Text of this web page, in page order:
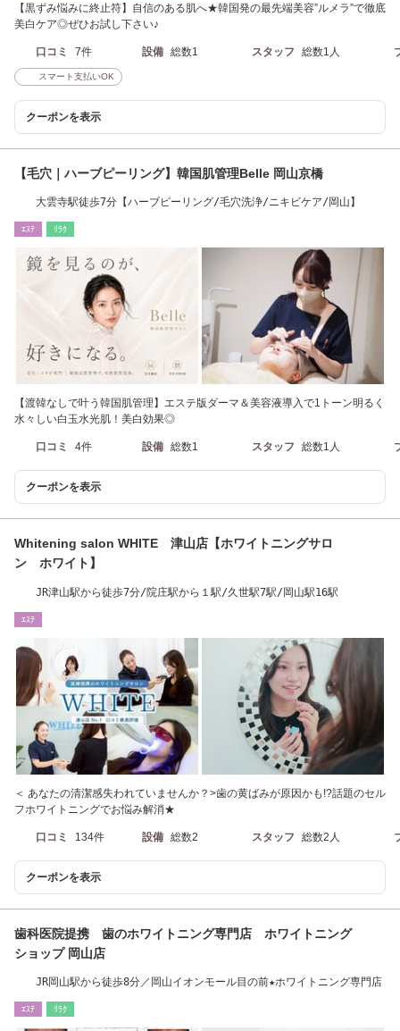
【黒ずみ悩みに終止符】自信のある肌へ★韓国発の最先端美容”ルメラ”で徹底
美白ケア◎ぜひお試し下さい♪
口コミ 7件 設備 総数1 スタッフ 総数1人
スマート支払いOK
クーポンを表示
【毛穴｜ハーブピーリング】韓国肌管理Belle 岡山京橋
大雲寺駅徒歩7分【ハーブピーリング/毛穴洗浄/ニキビケア/岡山】
ｴｽﾃ ﾘﾗｸ
【渡韓なしで叶う韓国肌管理】エステ版ダーマ＆美容液導入で1トーン明るく
水々しい白玉水光肌！美白効果◎
口コミ 4件 設備 総数1 スタッフ 総数1人
クーポンを表示
Whitening salon WHITE 津山店【ホワイトニングサロ
ン ホワイト】
JR津山駅から徒歩7分/院庄駅から１駅/久世駅7駅/岡山駅16駅
ｴｽﾃ
＜ あなたの清潔感失われていませんか？>歯の黄ばみが原因かも!?話題のセル
フホワイトニングでお悩み解消★
口コミ 134件 設備 総数2 スタッフ 総数2人
クーポンを表示
歯科医院提携 歯のホワイトニング専門店 ホワイトニング
ショップ 岡山店
JR岡山駅から徒歩8分／岡山イオンモール目の前★ホワイトニング専門店
ｴｽﾃ ﾘﾗｸ